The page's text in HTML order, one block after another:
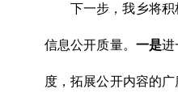
下一步，我乡将
信息公开质量。 一是进
度，拓展公开内容的